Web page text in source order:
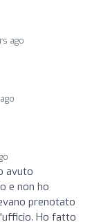
ago
avuto
e non ho
prenotato
Ho fatto